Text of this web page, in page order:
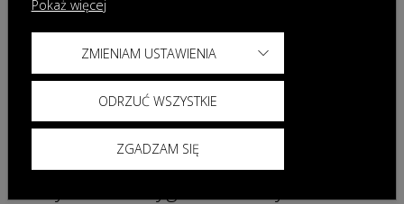
wysokości. Tak imponujące wymiary w
połączeniu z rozstawem osi
wynoszącym 2820 mm pozwoliły na
przygotowanie wariantu 7-osobowego.
Dzięki ostatniemu rzędowi siedzeń,
Pokaż więcej
ZMIENIAM USTAWIENIA
ODRZUĆ WSZYSTKIE
ZGADZAM SIĘ